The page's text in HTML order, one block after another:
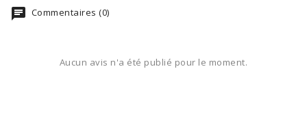
Commentaires (0)
Aucun avis n'a été publié pour le moment.